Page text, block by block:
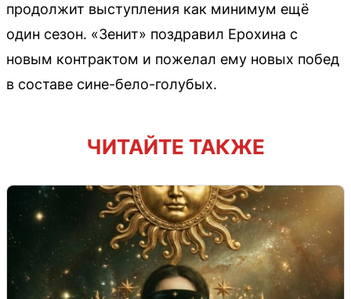
продолжит выступления как минимум ещё
один сезон. «Зенит» поздравил Ерохина с
новым контрактом и пожелал ему новых побед
в составе сине-бело-голубых.
ЧИТАЙТЕ ТАКЖЕ